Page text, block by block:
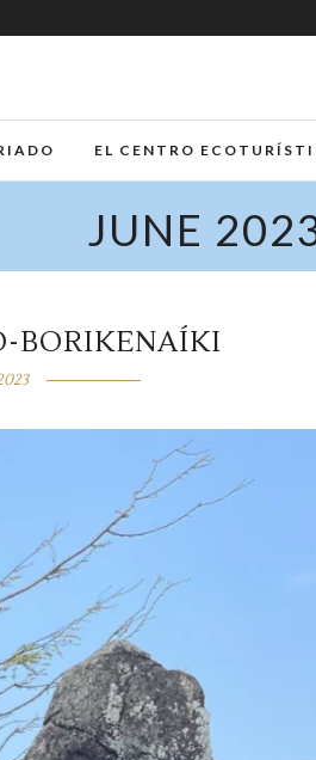
EL CENTRO
JUNE
BORIKENAÍKI